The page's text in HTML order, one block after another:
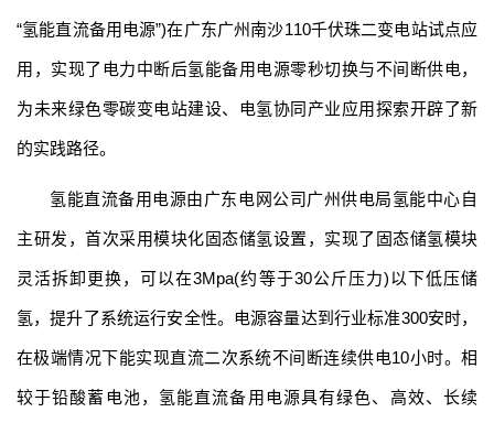
“氢能直流备用电源”)在广东广州南沙110千伏珠二变电站试点应
用，实现了电力中断后氢能备用电源零秒切换与不间断供电，
为未来绿色零碳变电站建设、电氢协同产业应用探索开辟了新
的实践路径。
氢能直流备用电源由广东电网公司广州供电局氢能中心自
主研发，首次采用模块化固态储氢设置，实现了固态储氢模块
灵活拆卸更换，可以在3Mpa(约等于30公斤压力)以下低压储
氢，提升了系统运行安全性。电源容量达到行业标准300安时，
在极端情况下能实现直流二次系统不间断连续供电10小时。相
较于铅酸蓄电池，氢能直流备用电源具有绿色、高效、长续